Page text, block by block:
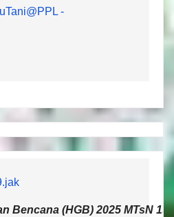
-
Bencana (HGB) 2025 MTsN